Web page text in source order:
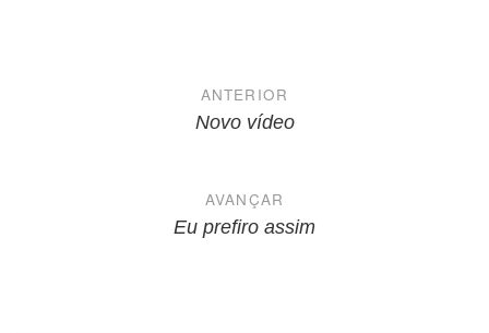
NavegaçãoANTERIOR
Novo vídeo
AVANÇAR
Eu prefiro assim